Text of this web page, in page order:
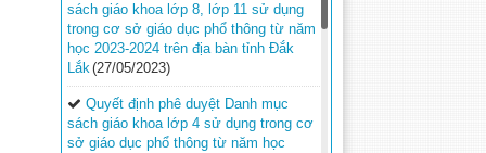
sách giáo khoa lớp 8, lớp 11 sử dụng
trong cơ sở giáo dục phổ thông từ năm
học 2023-2024 trên địa bàn tỉnh Đắk
Lắk(27/05/2023)
Quyết định phê duyệt Danh mục
sách giáo khoa lớp 4 sử dụng trong cơ
sở giáo dục phổ thông từ năm học